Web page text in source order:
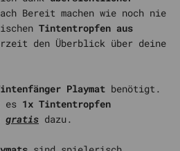
Bereit machen wie noch nie
Tintentropfen aus
den Überblick über deine
Playmat benötigt.
es 1x Tintentropfen
gratis dazu.